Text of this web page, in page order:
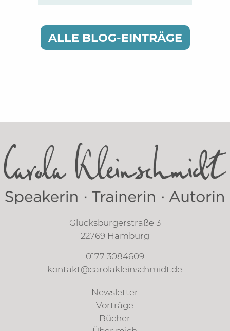
ALLE BLOG-EINTRÄGE
Glücksburgerstraße 3
22769 Hamburg
0177 3084609
kontakt@carolakleinschmidt.de
Newsletter
Vorträge
Bücher